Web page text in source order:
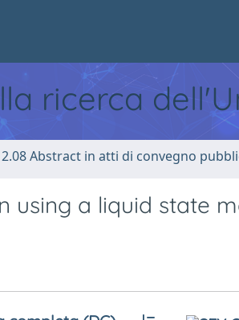
ricerca
2.08 Abstract in atti di convegno
using a liquid state